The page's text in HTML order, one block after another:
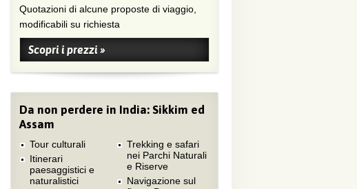
Quotazioni di alcune proposte di viaggio,
modificabili su richiesta
Scopri i prezzi »
Da non perdere in India: Sikkim ed
Assam
Tour culturali
Itinerari
paesaggistici e
naturalistici
Trekking e safari
nei Parchi Naturali
e Riserve
Navigazione sul